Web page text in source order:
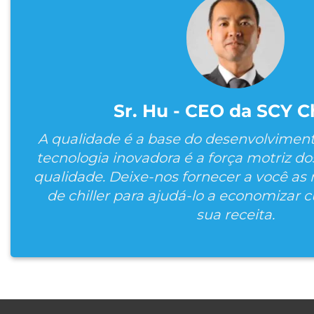
Sr. Hu - CEO da SCY
A qualidade é a base do
tecnologia inovadora é a força motriz
qualidade. Deixe-nos fornecer a você as
de chiller para ajudá-lo a economizar
sua receita.